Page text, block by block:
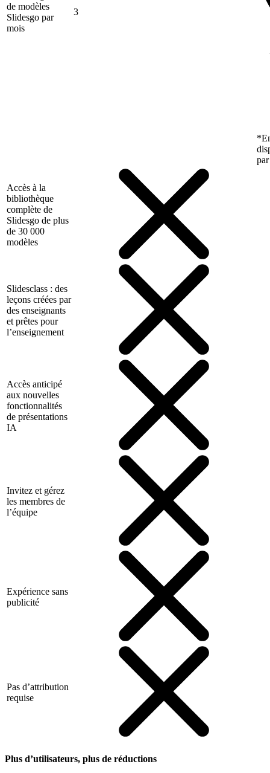
de modèles
Slidesgo par
mois
3
Accès à la
bibliothèque
complète de
Slidesgo de plus
de 30 000
modèles
Slidesclass : des
leçons créées par
des enseignants
et prêtes pour
l’enseignement
Accès anticipé
aux nouvelles
fonctionnalités
de présentations
IA
Invitez et gérez
les membres de
l’équipe
Expérience sans
publicité
Pas d’attribution
requise
Plus d’utilisateurs, plus de réductions